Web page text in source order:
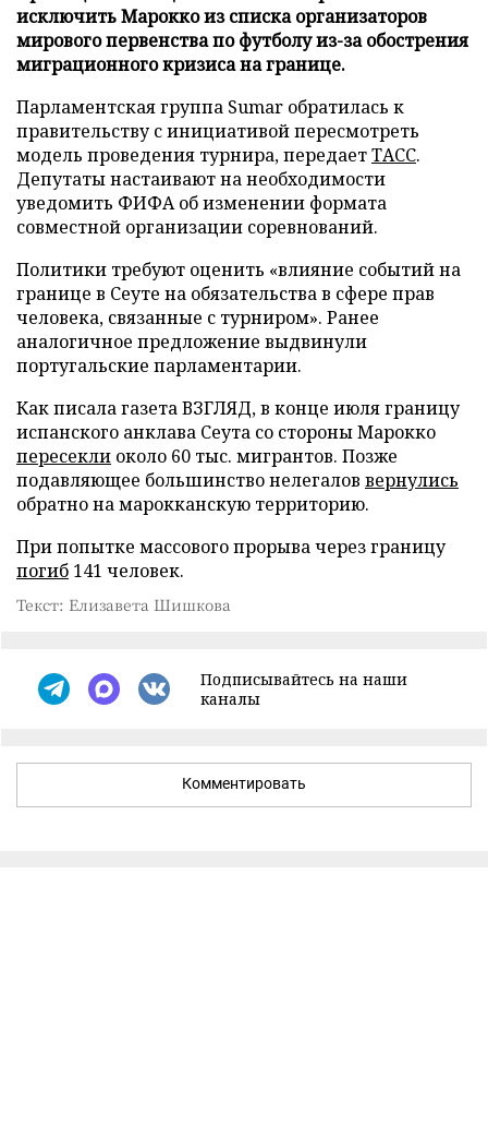
исключить Марокко из списка организаторов
мирового первенства по футболу из-за обострения
миграционного кризиса на границе.
Парламентская группа Sumar обратилась к
правительству с инициативой пересмотреть
модель проведения турнира, передаетТАСС.
Депутаты настаивают на необходимости
уведомить ФИФА об изменении формата
совместной организации соревнований.
Политики требуют оценить «влияние событий на
границе в Сеуте на обязательства в сфере прав
человека, связанные с турниром». Ранее
аналогичное предложение выдвинули
португальские парламентарии.
Как писала газета ВЗГЛЯД, в конце июля границу
испанского анклава Сеута со стороны Марокко
пересекли около 60 тыс. мигрантов. Позже
подавляющее большинство нелегалов вернулись
обратно на марокканскую территорию.
При попытке массового прорыва через границу
погиб 141 человек.
Текст: Елизавета Шишкова
Подписывайтесь на наши
каналы
Комментировать